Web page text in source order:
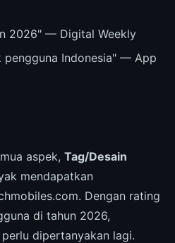
2026" — Digital Weekly
pengguna Indonesia" — App
aspek, Tag/Desain
mendapatkan
Dengan rating
di tahun 2026,
dipertanyakan lagi.